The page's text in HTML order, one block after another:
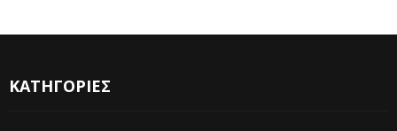
ΚΑΤΗΓΟΡΙΕΣ